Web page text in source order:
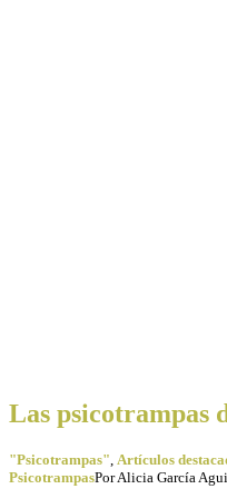
Las psicotrampas
"Psicotrampas" Artículos
PsicotrampasPorAlicia García